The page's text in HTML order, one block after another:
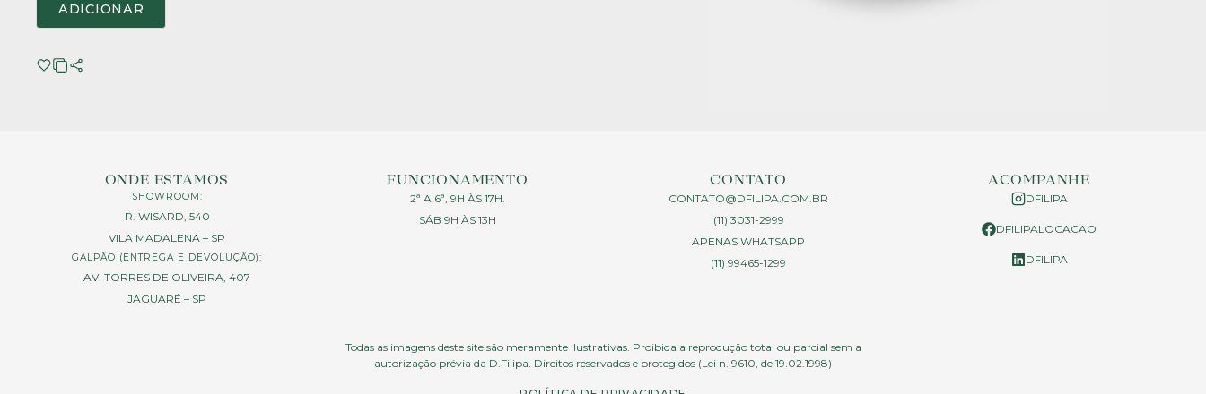
ADICIONAR
ONDE ESTAMOS
SHOWROOM:
R. WISARD, 540
VILA MADALENA – SP
GALPÃO (ENTREGA E DEVOLUÇÃO):
AV. TORRES DE OLIVEIRA, 407
JAGUARÉ – SP
FUNCIONAMENTO
2ª A 6ª, 9H ÀS 17H.
SÁB 9H ÀS 13H
CONTATO
CONTATO@DFILIPA.COM.BR
(11) 3031-2999
APENAS WHATSAPP
(11) 99465-1299
ACOMPANHE
DFILIPA
DFILIPALOCACAO
DFILIPA
Todas as imagens deste site são meramente ilustrativas. Proibida a reprodução total ou parcial sem a
autorização prévia da D.Filipa. Direitos reservados e protegidos (Lei n. 9610, de 19.02.1998)